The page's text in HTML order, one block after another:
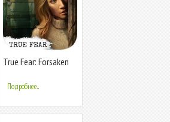
True Fear: Forsaken
Подробнее...